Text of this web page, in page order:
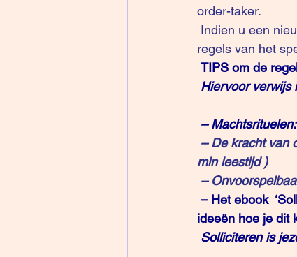
order-taker.
regels van het
TIPS om de
Hiervoor verwijs
–
– De kracht van
min leestijd )
–
– Het ebook
ideeën hoe je dit
Solliciteren is